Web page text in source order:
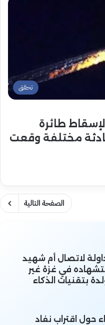
تحقق
لإسقاط طائرة
مختلفة وقعت
الصفحة التالية
لاتصال أم شهيد
في غزة غير
بتقنيات الذكاء
حول اقتراب نفاد